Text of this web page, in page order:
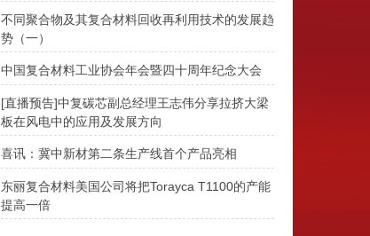
不同聚合物及其复合材料回收再利用技术的发展趋
势（一）
中国复合材料工业协会年会暨四十周年纪念大会
[直播预告]中复碳芯副总经理王志伟分享拉挤大梁
板在风电中的应用及发展方向
喜讯：冀中新材第二条生产线首个产品亮相
东丽复合材料美国公司将把Torayca T1100的产能
提高一倍